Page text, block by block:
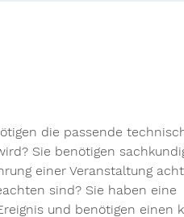
die passende
Sie benötigen
einer Veranstaltung
sind? Sie haben eine
und benötigen einen